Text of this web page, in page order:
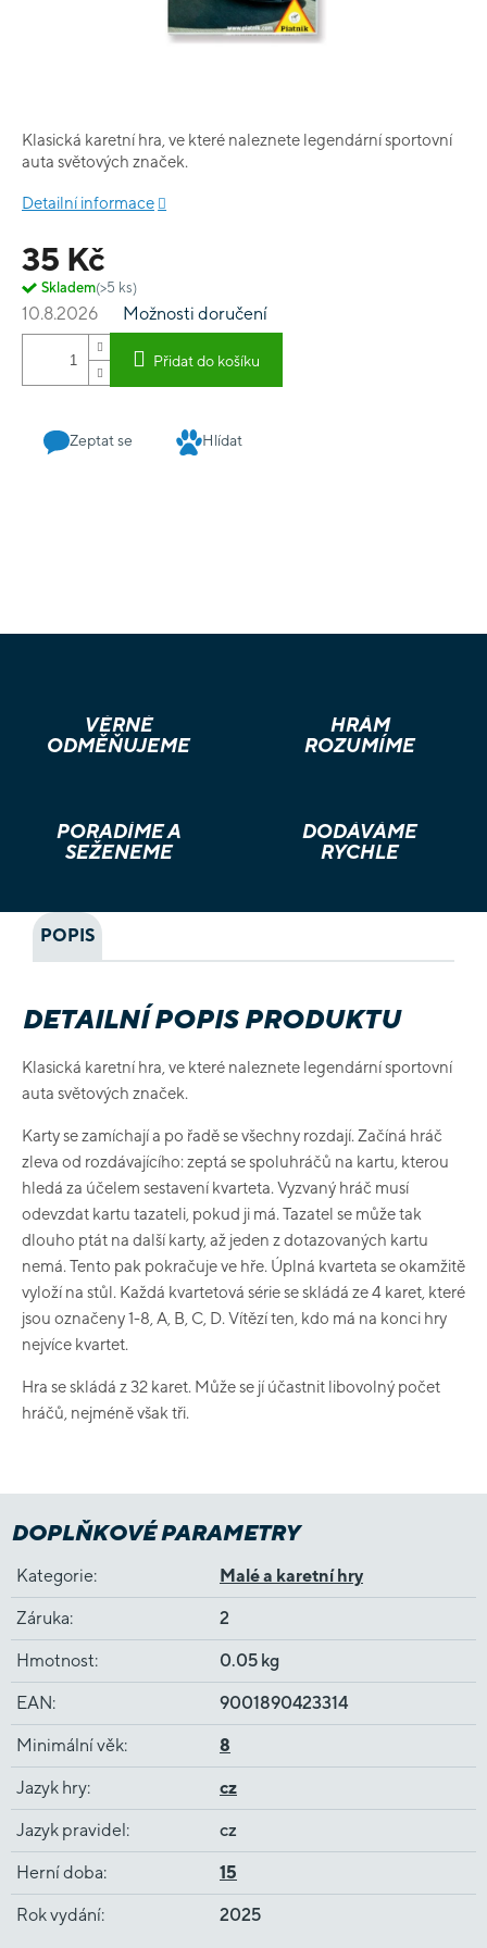
35 Kč
Skladem(>5 ks)
10.8.2026 Možnosti doručení
Přidat do košíku
Klasická karetní hra, ve které naleznete legendární sportovní
auta světových značek.
Detailní informace
Zeptat se Hlídat
VĚRNÉ
ODMĚŇUJEME
HRÁM
ROZUMÍME
PORADÍME A
SEŽENEME
DODÁVÁME
RYCHLE
POPIS
DETAILNÍ POPIS PRODUKTU
Klasická karetní hra, ve které naleznete legendární sportovní
auta světových značek.
Karty se zamíchají a po řadě se všechny rozdají. Začíná hráč
zleva od rozdávajícího: zeptá se spoluhráčů na kartu, kterou
hledá za účelem sestavení kvarteta. Vyzvaný hráč musí
odevzdat kartu tazateli, pokud ji má. Tazatel se může tak
dlouho ptát na další karty, až jeden z dotazovaných kartu
nemá. Tento pak pokračuje ve hře. Úplná kvarteta se okamžitě
vyloží na stůl. Každá kvartetová série se skládá ze 4 karet, které
jsou označeny 1-8, A, B, C, D. Vítězí ten, kdo má na konci hry
nejvíce kvartet.
Hra se skládá z 32 karet. Může se jí účastnit libovolný počet
hráčů, nejméně však tři.
DOPLŇKOVÉ PARAMETRY
Kategorie: Malé a karetní hry
Záruka: 2
Hmotnost: 0.05 kg
EAN: 9001890423314
Minimální věk: 8
Jazyk hry: cz
Jazyk pravidel: cz
Herní doba: 15
Rok vydání: 2025